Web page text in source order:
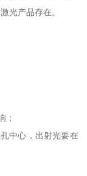
光产品存在。
；
中心，出射光要在